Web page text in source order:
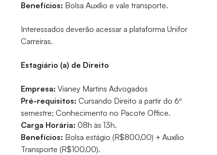
Benefícios: Bolsa Auxílio e vale transporte.
Interessados deverão acessar a plataforma Unifor
Carreiras.
Estagiário (a) de Direito
Empresa: Vianey Martins Advogados
Pré-requisitos: Cursando Direito a partir do 6º
semestre; Conhecimento no Pacote Office.
Carga Horária: 08h às 13h.
Benefícios: Bolsa estágio (R$800,00) + Auxílio
Transporte (R$100,00).